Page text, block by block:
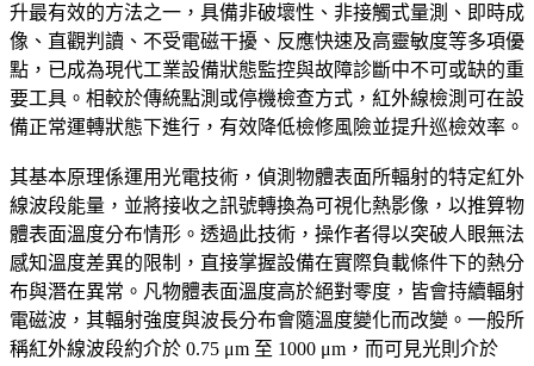
升最有效的方法之一，具備非破壞性、非接觸式量測、即時成
像、直觀判讀、不受電磁干擾、反應快速及高靈敏度等多項優
點，已成為現代工業設備狀態監控與故障診斷中不可或缺的重
要工具。相較於傳統點測或停機檢查方式，紅外線檢測可在設
備正常運轉狀態下進行，有效降低檢修風險並提升巡檢效率。
其基本原理係運用光電技術，偵測物體表面所輻射的特定紅外
線波段能量，並將接收之訊號轉換為可視化熱影像，以推算物
體表面溫度分布情形。透過此技術，操作者得以突破人眼無法
感知溫度差異的限制，直接掌握設備在實際負載條件下的熱分
布與潛在異常。凡物體表面溫度高於絕對零度，皆會持續輻射
電磁波，其輻射強度與波長分布會隨溫度變化而改變。一般所
稱紅外線波段約介於 0.75 μm 至 1000 μm，而可見光則介於